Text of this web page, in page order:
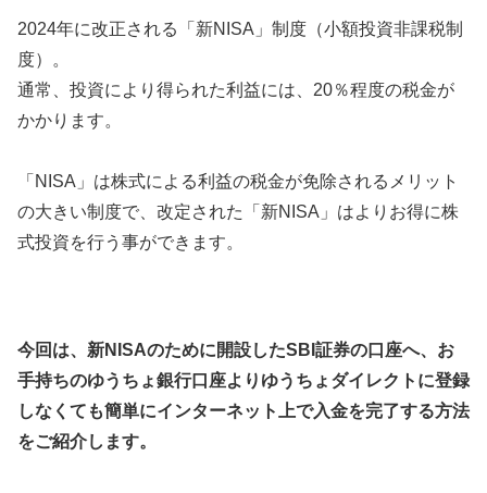
2024年に改正される「新NISA」制度（小額投資非課税制
度）。
通常、投資により得られた利益には、20％程度の税金が
かかります。
「NISA」は株式による利益の税金が免除されるメリット
の大きい制度で、改定された「新NISA」はよりお得に株
式投資を行う事ができます。
今回は、新NISAのために開設したSBI証券の口座へ、お
手持ちのゆうちょ銀行口座よりゆうちょダイレクトに登録
しなくても簡単にインターネット上で入金を完了する方法
をご紹介します。